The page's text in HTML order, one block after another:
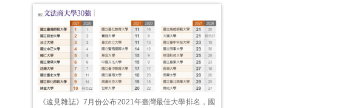
《遠見雜誌》7月份公布2021年臺灣最佳大學排名，國